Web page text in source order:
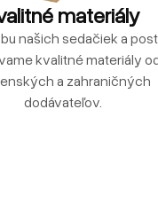
materiály
našich sedačiek a
kvalitné materiály
a zahraničných
dodávateľov.